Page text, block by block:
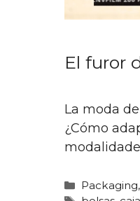
El furor
La moda
¿Cómo
Categorías
Packaging,